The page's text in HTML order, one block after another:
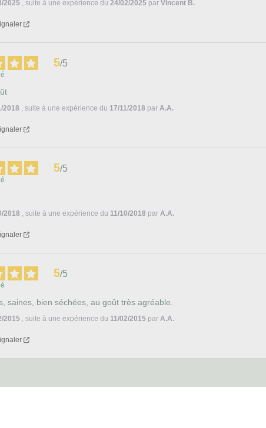
2025 , suite à une expérience du 24/02/2025 par Vincent B.
5/5
2018 , suite à une expérience du 17/11/2018 par A.A.
5/5
2018 , suite à une expérience du 11/10/2018 par A.A.
5/5
saines, bien séchées, au goût très agréable.
2015 , suite à une expérience du 11/02/2015 par A.A.